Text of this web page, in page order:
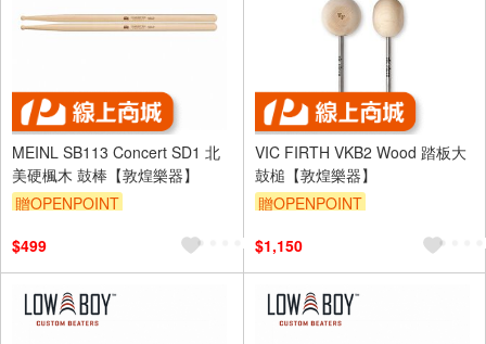
MEINL SB113 Concert SD1 北
美硬楓木 鼓棒【敦煌樂器】
贈OPENPOINT
$499
VIC FIRTH VKB2 Wood 踏板大
鼓槌【敦煌樂器】
贈OPENPOINT
$1,150